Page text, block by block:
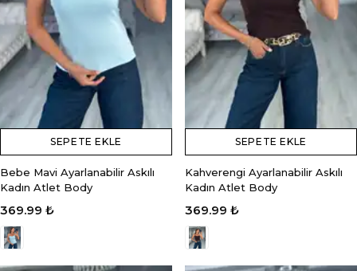
SEPETE EKLE
Bebe Mavi Ayarlanabilir Askılı
Kadın Atlet Body
369.99 ₺
SEPETE EKLE
Kahverengi Ayarlanabilir Askılı
Kadın Atlet Body
369.99 ₺